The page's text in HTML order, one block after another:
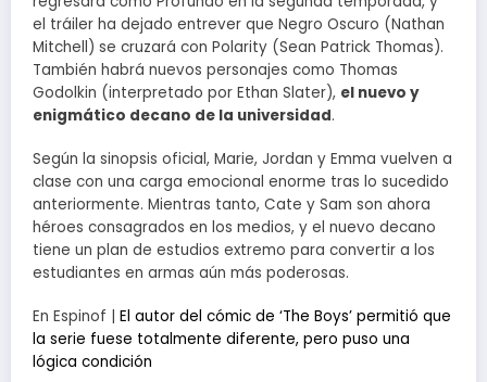
el tráiler ha dejado entrever que Negro Oscuro (Nathan
Mitchell) se cruzará con Polarity (Sean Patrick Thomas).
También habrá nuevos personajes como Thomas
Godolkin (interpretado por Ethan Slater), el nuevo y
enigmático decano de la universidad.
Según la sinopsis oficial, Marie, Jordan y Emma vuelven a
clase con una carga emocional enorme tras lo sucedido
anteriormente. Mientras tanto, Cate y Sam son ahora
héroes consagrados en los medios, y el nuevo decano
tiene un plan de estudios extremo para convertir a los
estudiantes en armas aún más poderosas.
En Espinof | El autor del cómic de ‘The Boys’ permitió que
la serie fuese totalmente diferente, pero puso una
lógica condición